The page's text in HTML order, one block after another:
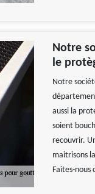
Notre
le
Notre
aussi la
soient
recouvrir.
maitrisons
Faites-nous